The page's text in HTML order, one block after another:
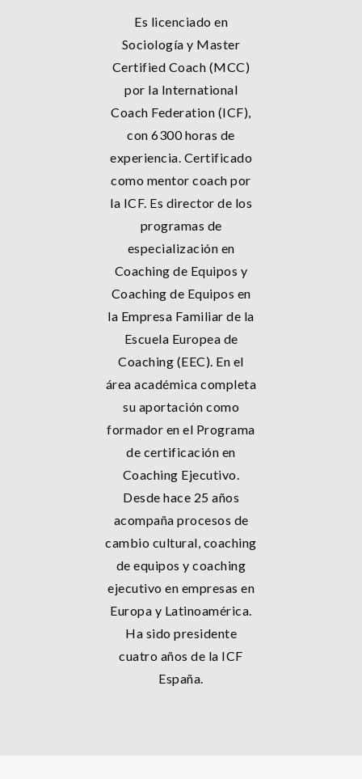
Es licenciado en
Sociología y Master
Certified Coach (MCC)
por la International
Coach Federation (ICF),
con 6300 horas de
experiencia. Certificado
como mentor coach por
la ICF. Es director de los
programas de
especialización en
Coaching de Equipos y
Coaching de Equipos en
la Empresa Familiar de la
Escuela Europea de
Coaching (EEC). En el
área académica completa
su aportación como
formador en el Programa
de certificación en
Coaching Ejecutivo.
Desde hace 25 años
acompaña procesos de
cambio cultural, coaching
de equipos y coaching
ejecutivo en empresas en
Europa y Latinoamérica.
Ha sido presidente
cuatro años de la ICF
España.